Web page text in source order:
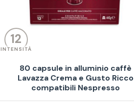
12
INTENSITÀ
80 capsule in alluminio caffè
Lavazza Crema e Gusto Ricco
compatibili Nespresso